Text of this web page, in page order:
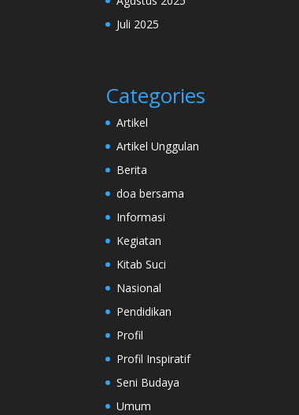
Juli 2025
Categories
Artikel
Artikel Unggulan
Berita
doa bersama
Informasi
Kegiatan
Kitab Suci
Nasional
Pendidikan
Profil
Profil Inspiratif
Seni Budaya
Umum